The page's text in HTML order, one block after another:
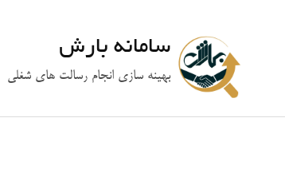
سامانه بارش
بهینه سازی انجام رسالت های شغلی